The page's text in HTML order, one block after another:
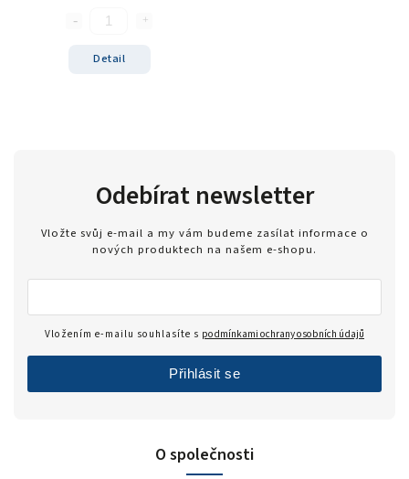
Detail
O společnosti
Odebírat newsletter
Vložte svůj e-mail a my vám budeme zasílat informace o
nových produktech na našem e-shopu.
Vložením e-mailu souhlasíte s podmínkami ochrany osobních údajů
Přihlásit se